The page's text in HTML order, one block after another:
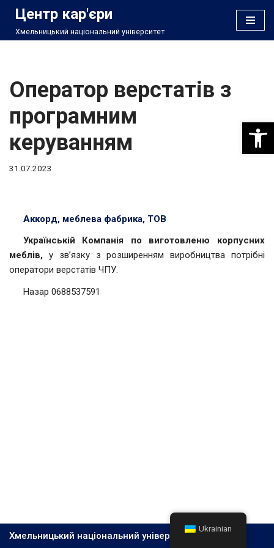
Перейти
Центр кар'єри
Хмельницький національний університет
Оператор верстатів з
програмним
керуванням
31.07.2023
Аккорд, меблева фабрика, ТОВ
Українській Компанія по виготовленю корпусних
меблів, у зв’язку з розширенням виробництва потрібні
оператори верстатів ЧПУ.
Назар 0688537591
Хмельницький національний університет, 2026
Ukrainian